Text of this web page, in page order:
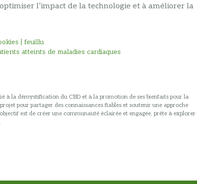
l’impact de la technologie et à améliorer la
| feuillu
atteints de maladies cardiaques
à la démystification du CBD et à la promotion de ses bienfaits pour la
pour partager des connaissances fiables et soutenir une approche
est de créer une communauté éclairée et engagée, prête à explorer